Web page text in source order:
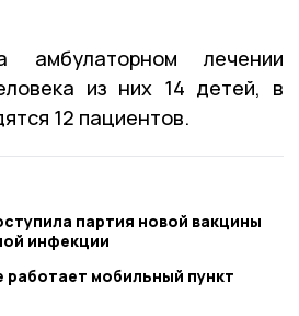
лечении
из них 14 детей, в
12 пациентов.
партия новой вакцины
инфекции
мобильный пункт